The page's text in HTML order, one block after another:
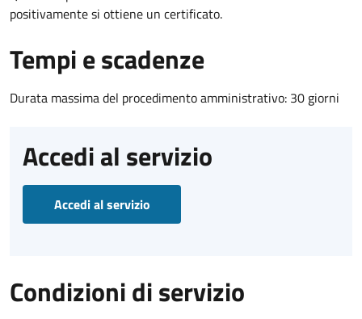
positivamente si ottiene un certificato.
Tempi e scadenze
Durata massima del procedimento amministrativo: 30 giorni
Accedi al servizio
Accedi al servizio
Condizioni di servizio